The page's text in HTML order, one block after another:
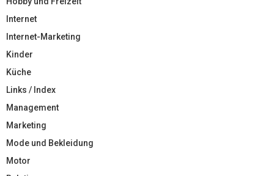
Internet
Internet-Marketing
Kinder
Küche
Links / Index
Management
Marketing
Mode und Bekleidung
Motor